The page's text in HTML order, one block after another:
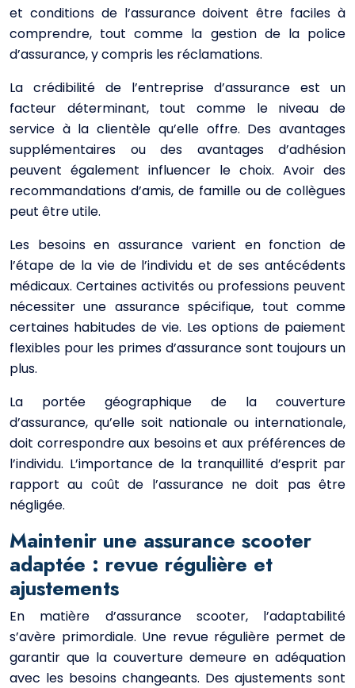
et conditions de l’assurance doivent être faciles à
comprendre, tout comme la gestion de la police
d’assurance, y compris les réclamations.
La crédibilité de l’entreprise d’assurance est un
facteur déterminant, tout comme le niveau de
service à la clientèle qu’elle offre. Des avantages
supplémentaires ou des avantages d’adhésion
peuvent également influencer le choix. Avoir des
recommandations d’amis, de famille ou de collègues
peut être utile.
Les besoins en assurance varient en fonction de
l’étape de la vie de l’individu et de ses antécédents
médicaux. Certaines activités ou professions peuvent
nécessiter une assurance spécifique, tout comme
certaines habitudes de vie. Les options de paiement
flexibles pour les primes d’assurance sont toujours un
plus.
La portée géographique de la couverture
d’assurance, qu’elle soit nationale ou internationale,
doit correspondre aux besoins et aux préférences de
l’individu. L’importance de la tranquillité d’esprit par
rapport au coût de l’assurance ne doit pas être
négligée.
Maintenir une assurance scooter
adaptée : revue régulière et
ajustements
En matière d’assurance scooter, l’adaptabilité
s’avère primordiale. Une revue régulière permet de
garantir que la couverture demeure en adéquation
avec les besoins changeants. Des ajustements sont